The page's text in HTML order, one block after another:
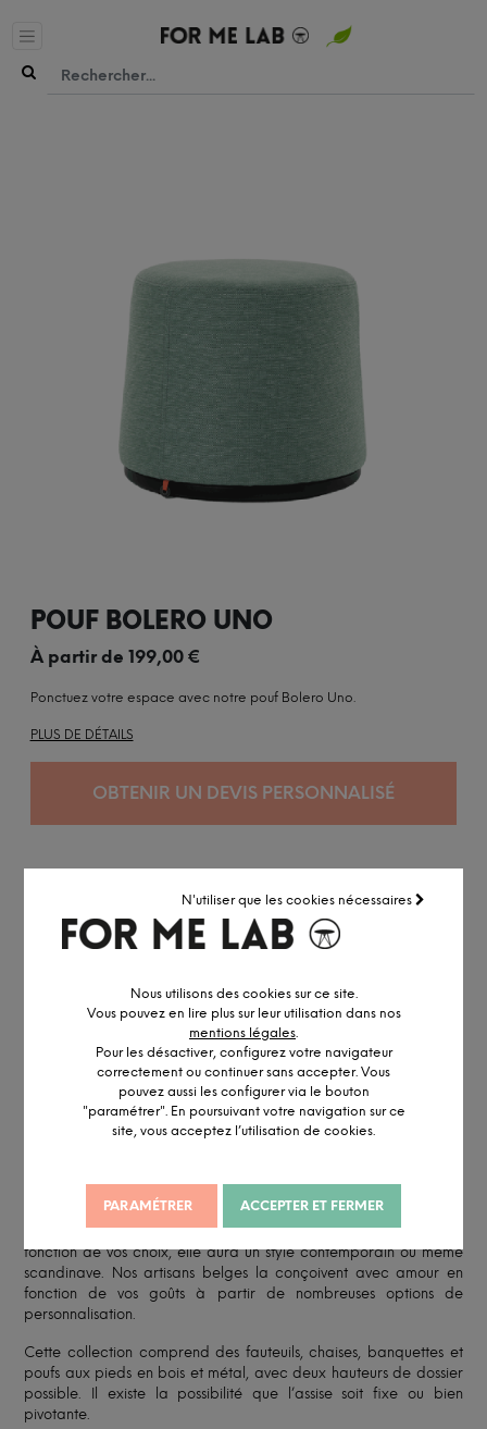
N'utiliser que les cookies nécessaires
Nous utilisons des cookies sur ce site.
Vous pouvez en lire plus sur leur utilisation dans nos
mentions légales
Pour les désactiver, configurez votre navigateur
correctement ou continuer sans accepter. Vous
pouvez aussi les configurer via le bouton
"paramétrer". En poursuivant votre navigation sur ce
site, vous acceptez l’utilisation de cookies.
PARAMÉTRER ACCEPTER ET FERMER
POUF BOLERO UNO
À partir de 199,00€
Ponctuez votre espace avec notre pouf Bolero Uno.
PLUS DE DÉTAILS
OBTENIR UN DEVIS PERSONNALISÉ
Expédition sous 10 à 14 semaines
Accédez à notre
service pro
Conseil personnalisé par visio ouRDV showroom
DESCRIPTION DÉTAILLÉE
INFORMATION ET PERSONNALISATION
trouver sa place partout où vous avez besoin de lui.
Cette assise existe en différents matériaux et piétements. En
fonction de vos choix, elle aura un style contemporain ou même
scandinave. Nos artisans belges la conçoivent avec amour en
fonction de vos goûts à partir de nombreuses options de
personnalisation.
Cette collection comprend des fauteuils, chaises, banquettes et
poufs aux pieds en bois et métal, avec deux hauteurs de dossier
possible. Il existe la possibilité que l’assise soit fixe ou bien
pivotante.